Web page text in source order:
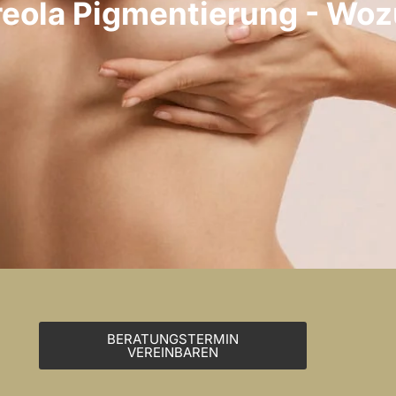
Pigmentierung -
BERATUNGSTERMIN
VEREINBAREN